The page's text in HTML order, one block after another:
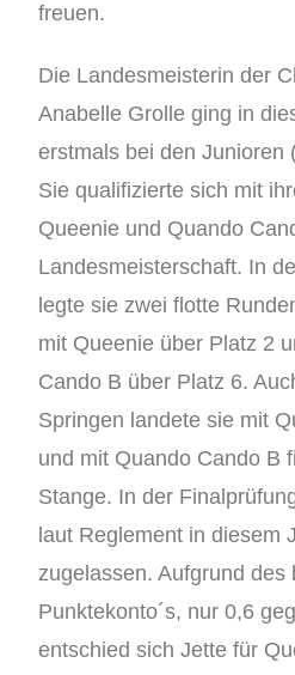
freuen.
Die Landesmeisterin der
Anabelle Grolle ging in
erstmals bei den Junioren
Sie qualifizierte sich mit
Queenie und Quando
Landesmeisterschaft. In
legte sie zwei flotte
mit Queenie über Platz 2
Cando B über Platz 6.
Springen landete sie mit
und mit Quando Cando B
Stange. In der
laut Reglement in diesem
zugelassen. Aufgrund des
Punktekonto´s, nur 0,6
entschied sich Jette für